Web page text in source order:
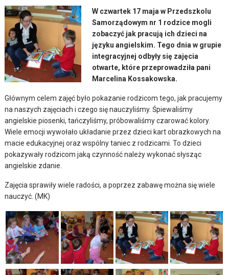
W czwartek 17 maja w Przedszkolu
Samorządowym nr 1 rodzice mogli
zobaczyć jak pracują ich dzieci na
języku angielskim. Tego dnia w grupie
integracyjnej odbyły się zajęcia
otwarte, które przeprowadziła pani
Marcelina Kossakowska.
Głównym celem zajęć było pokazanie rodzicom tego, jak pracujemy
na naszych zajęciach i czego się nauczyliśmy. Śpiewaliśmy
angielskie piosenki, tańczyliśmy, próbowaliśmy czarować kolory.
Wiele emocji wywołało układanie przez dzieci kart obrazkowych na
macie edukacyjnej oraz wspólny taniec z rodzicami. To dzieci
pokazywały rodzicom jaką czynność należy wykonać słysząc
angielskie zdanie.
Zajęcia sprawiły wiele radości, a poprzez zabawę można się wiele
nauczyć. (MK)